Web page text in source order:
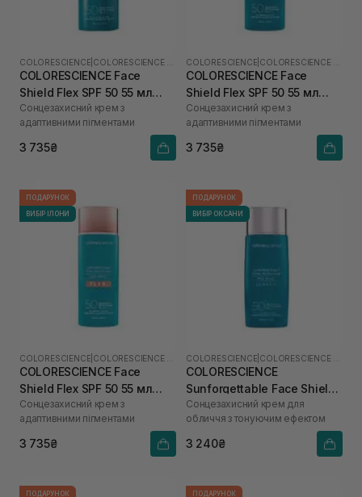
COLORESCIENCE
COLORESCIENCE Face
Shield Flex SPF 50 55 мл
(Light)
Сонцезахисний крем з
адаптивними пігментами
3 735₴
COLORESCIENCE
COLORESCIENCE Face
Shield Flex SPF 50 55 мл
(Medium)
Сонцезахисний крем з
адаптивними пігментами
3 735₴
ПОДАРУНОК
ВИБІР ІЛОНИ
COLORESCIENCE
COLORESCIENCE Face
Shield Flex SPF 50 55 мл
(Fair)
Сонцезахисний крем з
адаптивними пігментами
3 735₴
ПОДАРУНОК
ВИБІР ОКСАНИ
COLORESCIENCE
COLORESCIENCE
Sunforgettable Face Shield
Classic SPF 50 55 мл
Сонцезахисний крем для
обличчя з тонуючим ефектом
3 240₴
ПОДАРУНОК ПОДАРУНОК